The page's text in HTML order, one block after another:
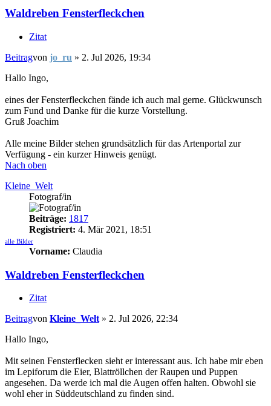
Waldreben Fensterfleckchen
Zitat
Beitragvon jo_ru » 2. Jul 2026, 19:34
Hallo Ingo,
eines der Fensterfleckchen fände ich auch mal gerne. Glückwunsch
zum Fund und Danke für die kurze Vorstellung.
Gruß Joachim
Alle meine Bilder stehen grundsätzlich für das Artenportal zur
Verfügung - ein kurzer Hinweis genügt.
Nach oben
Kleine_Welt
Fotograf/in
Beiträge: 1817
Registriert: 4. Mär 2021, 18:51
alle Bilder
Vorname: Claudia
Waldreben Fensterfleckchen
Zitat
Beitragvon Kleine_Welt » 2. Jul 2026, 22:34
Hallo Ingo,
Mit seinen Fensterflecken sieht er interessant aus. Ich habe mir eben
im Lepiforum die Eier, Blattröllchen der Raupen und Puppen
angesehen. Da werde ich mal die Augen offen halten. Obwohl sie
wohl eher in Süddeutschland zu finden sind.